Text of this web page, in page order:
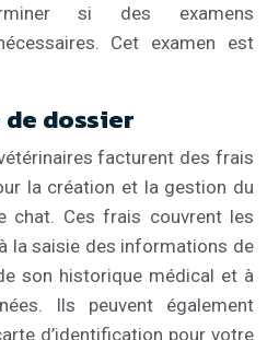
si des examens
Cet examen est
dossier
facturent des frais
la création et la gestion du
chat. Ces frais couvrent les
la saisie des informations de
son historique médical et à
Ils peuvent également
d’identification pour votre